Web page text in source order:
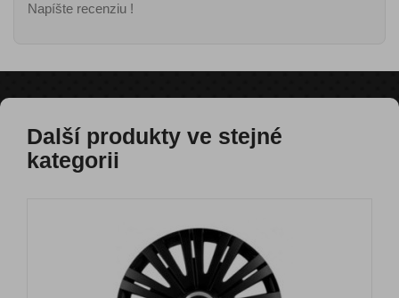
Napíšte recenziu !
Další produkty ve stejné
kategorii